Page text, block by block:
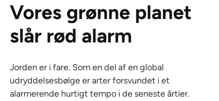
Vores grønne planet
slår rød alarm
Jorden er i fare. Som en del af en global
udryddelsesbølge er arter forsvundet i et
alarmerende hurtigt tempo i de seneste årtier.